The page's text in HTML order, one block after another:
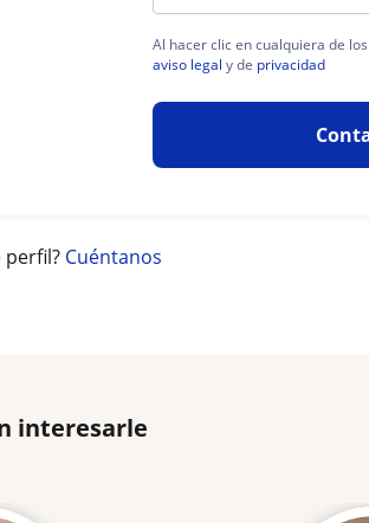
Al hacer clic en cualquiera de
aviso legal y de privacidad
perfil? Cuéntanos
interesarle